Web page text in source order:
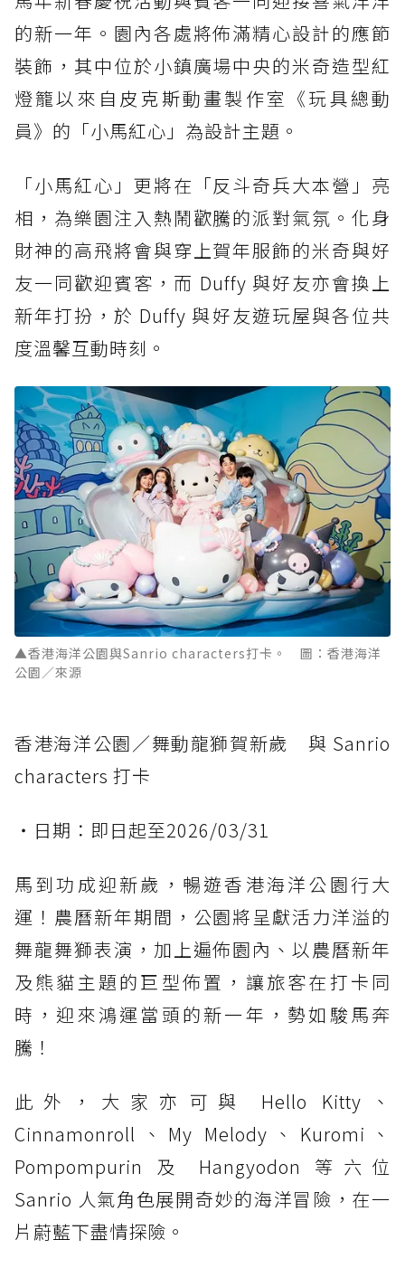
的新一年。園內各處將佈滿精心設計的應節
裝飾，其中位於小鎮廣場中央的米奇造型紅
燈籠以來自皮克斯動畫製作室《玩具總動
員》的「小馬紅心」為設計主題。
「小馬紅心」更將在「反斗奇兵大本營」亮
相，為樂園注入熱鬧歡騰的派對氣氛。化身
財神的高飛將會與穿上賀年服飾的米奇與好
友一同歡迎賓客，而 Duffy 與好友亦會換上
新年打扮，於 Duffy 與好友遊玩屋與各位共
度溫馨互動時刻。
▲香港海洋公園與Sanrio characters打卡。 圖：香港海洋
公園／來源
香港海洋公園／舞動龍獅賀新歲 與 Sanrio
characters 打卡
・日期：即日起至2026/03/31
馬到功成迎新歲，暢遊香港海洋公園行大
運！農曆新年期間，公園將呈獻活力洋溢的
舞龍舞獅表演，加上遍佈園內、以農曆新年
及熊貓主題的巨型佈置，讓旅客在打卡同
時，迎來鴻運當頭的新一年，勢如駿馬奔
騰！
此外，大家亦可與 Hello Kitty、
Cinnamonroll、My Melody、Kuromi、
Pompompurin 及 Hangyodon 等六位
Sanrio 人氣角色展開奇妙的海洋冒險，在一
片蔚藍下盡情探險。